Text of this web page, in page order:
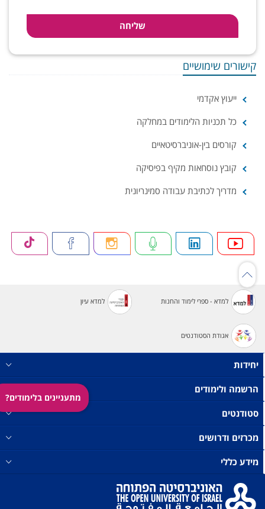
מתעניינים בלימודים?
קישורים שימושיים
ייעוץ אקדמי
כל תכניות הלימודים במחלקה
קורסים בין-אוניברסיטאיים
קובץ נוסחאות מקיף בפיסיקה
מדריך לכתיבת עבודה סמינריונית
למדא - ספרי לימוד והחנות למדא עיון
אגודת הסטודנטים
יחידות
הרשמה ולימודים
סטודנטים
מכרזים ודרושים
מידע כללי